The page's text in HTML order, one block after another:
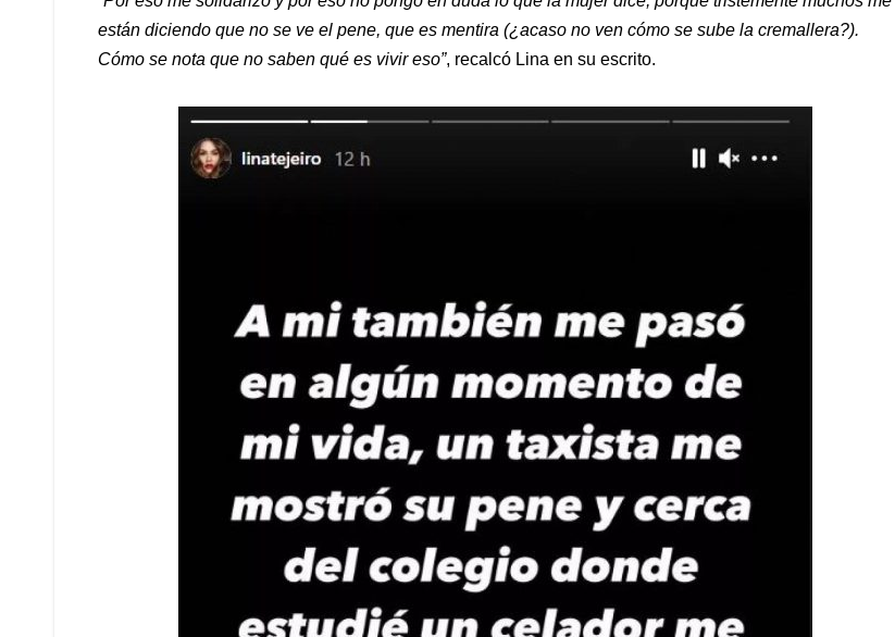
están diciendo que no se ve el pene, que es mentira (¿acaso no ven cómo se sube la cremallera?).
Cómo se nota que no saben qué es vivir eso”, recalcó Lina en su escrito.